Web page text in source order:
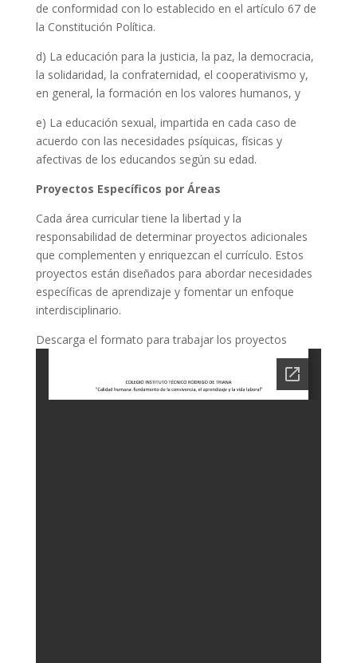
de conformidad con lo establecido en el artículo 67 de
la Constitución Política.
d) La educación para la justicia, la paz, la democracia,
la solidaridad, la confraternidad, el cooperativismo y,
en general, la formación en los valores humanos, y
e) La educación sexual, impartida en cada caso de
acuerdo con las necesidades psíquicas, físicas y
afectivas de los educandos según su edad.
Proyectos Específicos por Áreas
Cada área curricular tiene la libertad y la
responsabilidad de determinar proyectos adicionales
que complementen y enriquezcan el currículo. Estos
proyectos están diseñados para abordar necesidades
específicas de aprendizaje y fomentar un enfoque
interdisciplinario.
Descarga el formato para trabajar los proyectos